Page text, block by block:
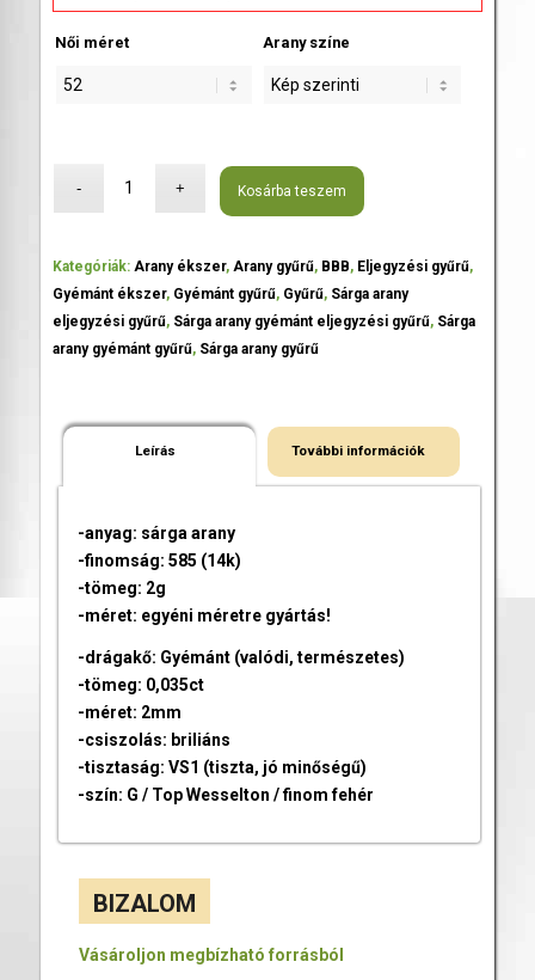
Női méret Arany színe
Kosárba teszem
Kategóriák: Arany ékszer, Arany gyűrű, BBB, Eljegyzési gyűrű,
Gyémánt ékszer, Gyémánt gyűrű, Gyűrű, Sárga arany
eljegyzési gyűrű, Sárga arany gyémánt eljegyzési gyűrű, Sárga
arany gyémánt gyűrű, Sárga arany gyűrű
Leírás További információk
-anyag: sárga arany
-finomság: 585 (14k)
-tömeg: 2g
-méret: egyéni méretre gyártás!
-drágakő: Gyémánt (valódi, természetes)
-tömeg: 0,035ct
-méret: 2mm
-csiszolás: briliáns
-tisztaság: VS1 (tiszta, jó minőségű)
-szín: G / Top Wesselton / finom fehér
BIZALOM
Vásároljon megbízható forrásból